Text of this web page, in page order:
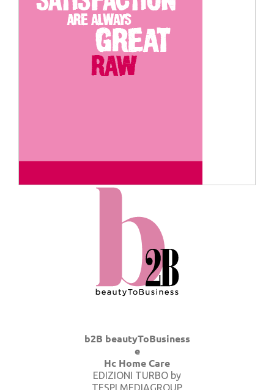
b2B beautyToBusiness
e
Hc Home Care
EDIZIONI TURBO by
TESPI MEDIAGROUP